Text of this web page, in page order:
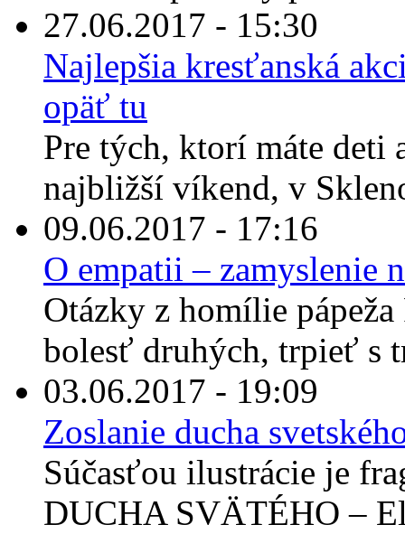
27.06.2017 - 15:30
Najlepšia kresťanská
opäť tu
Pre tých, ktorí máte deti
najbližší víkend, v
09.06.2017 - 17:16
O empatii – zamyslenie
Otázky z homílie
bolesť druhých, trpieť s
03.06.2017 - 19:09
Zoslanie ducha
Súčasťou ilustrácie je
DUCHA SVÄTÉHO –